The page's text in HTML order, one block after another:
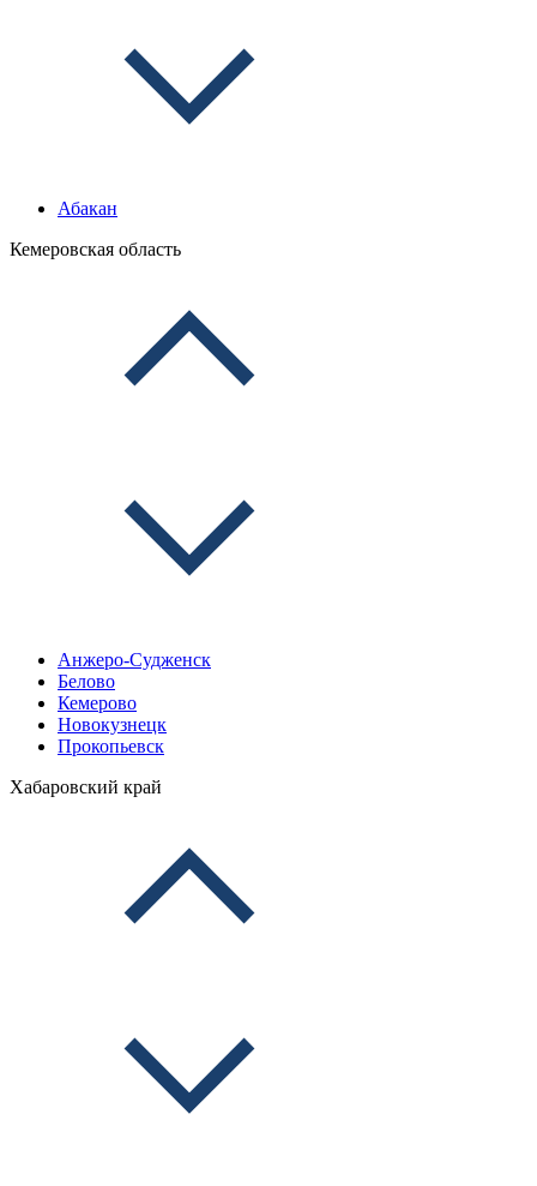
Абакан
Кемеровская область
Анжеро-Судженск
Белово
Кемерово
Новокузнецк
Прокопьевск
Хабаровский край